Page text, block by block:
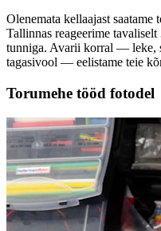
Olenemata kellaajast saatame
Tallinnas reageerime
tunniga. Avarii korral — leke,
tagasivool — eelistame teie
Torumehe tööd fotodel